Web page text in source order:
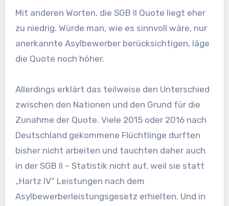
Mit anderen Worten, die SGB II Quote liegt eher
zu niedrig. Würde man, wie es sinnvoll wäre, nur
anerkannte Asylbewerber berücksichtigen, läge
die Quote noch höher.
Allerdings erklärt das teilweise den Unterschied
zwischen den Nationen und den Grund für die
Zunahme der Quote. Viele 2015 oder 2016 nach
Deutschland gekommene Flüchtlinge durften
bisher nicht arbeiten und tauchten daher auch
in der SGB II – Statistik nicht auf, weil sie statt
„Hartz IV“ Leistungen nach dem
Asylbewerberleistungsgesetz erhielten. Und in